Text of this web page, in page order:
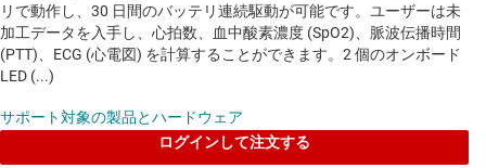
リで動作し、30 日間のバッテリ連続駆動が可能です。ユーザーは未
加工データを入手し、心拍数、血中酸素濃度 (SpO2)、脈波伝播時間
(PTT)、ECG (心電図) を計算することができます。2 個のオンボード
LED (...)
サポート対象の製品とハードウェア
ログインして注文する